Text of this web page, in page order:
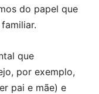
do papel que
que
por exemplo,
pai e mãe) e